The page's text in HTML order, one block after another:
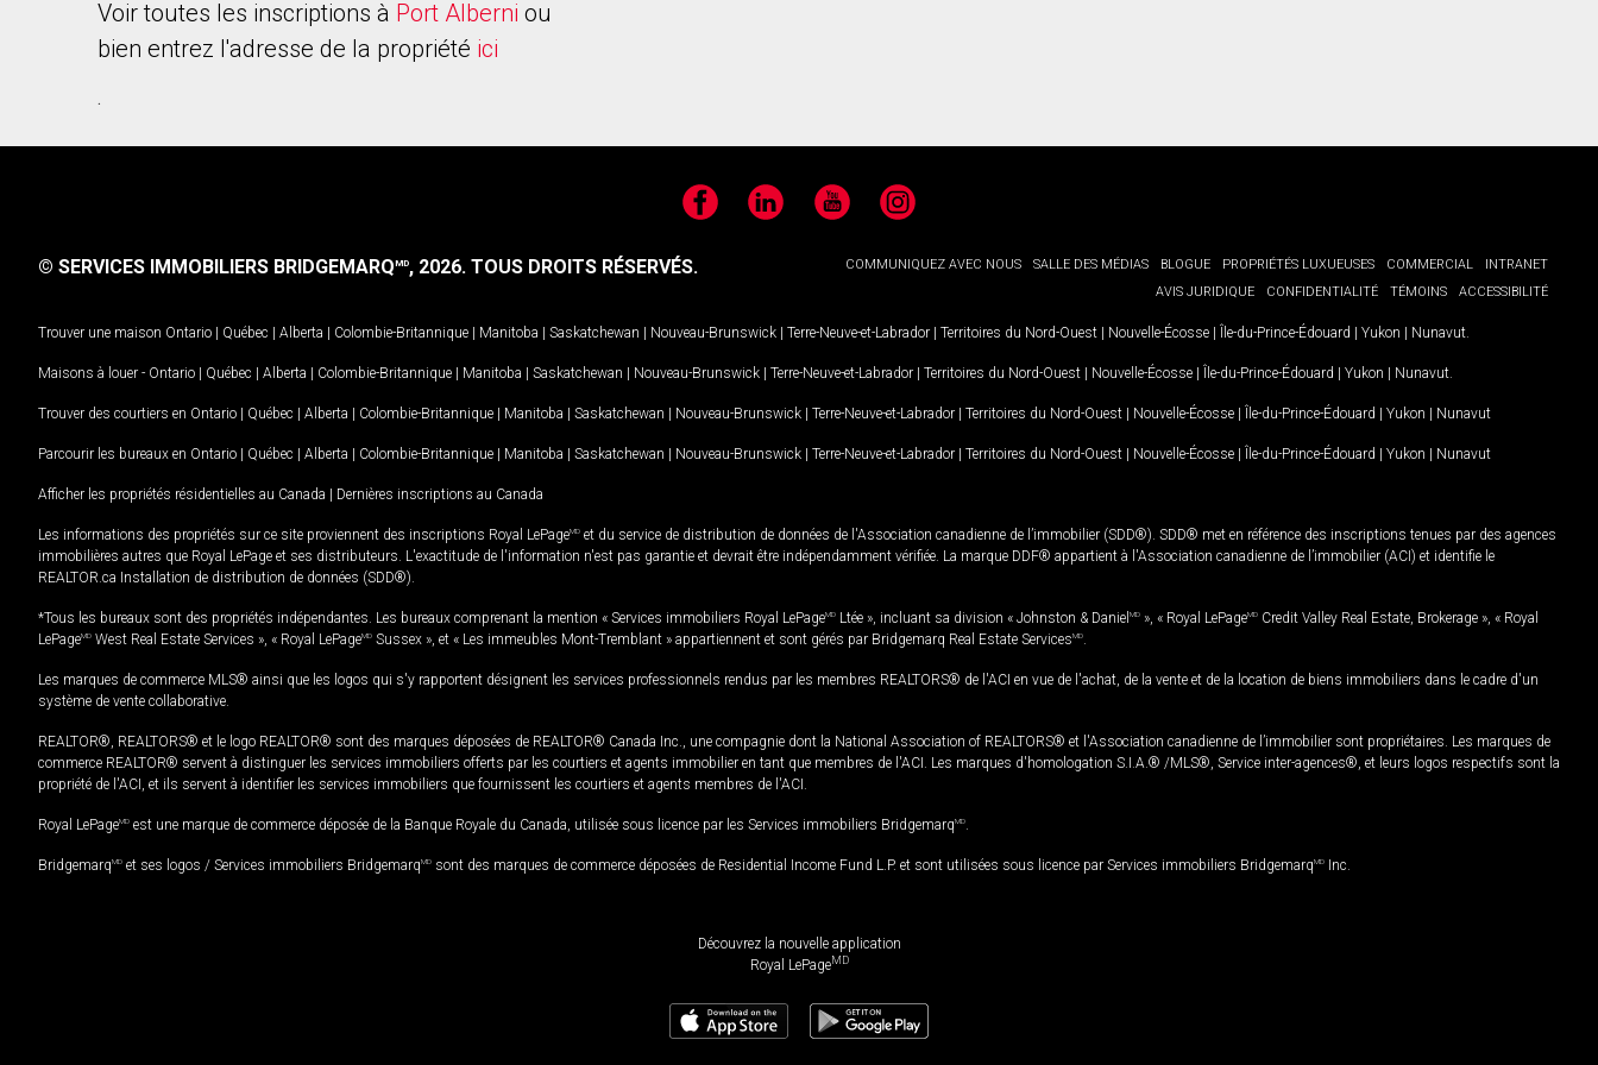
Voir toutes les inscriptions à Port Alberni ou
bien entrez l'adresse de la propriété ici
.
FacebookLinkedIn YouTubeInstagram
COMMUNIQUEZ AVEC NOUS SALLE DES MÉDIAS BLOGUE PROPRIÉTÉS LUXUEUSES COMMERCIAL
INTRANET
AVIS JURIDIQUE
CONFIDENTIALITÉ TÉMOINS ACCESSIBILITÉ
© SERVICES IMMOBILIERS BRIDGEMARQMD, 2026. TOUS DROITS RÉSERVÉS.
Trouver une maison Ontario | Québec | Alberta | Colombie-Britannique | Manitoba | Saskatchewan | Nouveau-Brunswick | Terre-Neuve-et-Labrador | Territoires du Nord-Ouest | Nouvelle-Écosse | Île-du-Prince-Édouard | Yukon | Nunavut
Maisons à louer - Ontario | Québec | Alberta | Colombie-Britannique | Manitoba | Saskatchewan | Nouveau-Brunswick | Terre-Neuve-et-Labrador | Territoires du Nord-Ouest | Nouvelle-Écosse | Île-du-Prince-Édouard | Yukon | Nunavut
Trouver des courtiers en Ontario | Québec | Alberta | Colombie-Britannique | Manitoba | Saskatchewan | Nouveau-Brunswick | Terre-Neuve-et-Labrador | Territoires du Nord-Ouest | Nouvelle-Écosse | Île-du-Prince-Édouard | Yukon | Nunavut
Parcourir les bureaux en Ontario | Québec | Alberta | Colombie-Britannique | Manitoba | Saskatchewan | Nouveau-Brunswick | Terre-Neuve-et-Labrador | Territoires du Nord-Ouest | Nouvelle-Écosse | Île-du-Prince-Édouard | Yukon | Nunavut
Afficher les propriétés résidentielles au Canada | Dernières inscriptions au Canada
Les informations des propriétés sur ce site proviennent des inscriptions Royal LePageMD et du service de distribution de données de l'Association canadienne de l’immobilier (SDD®). SDD® met en référence des inscriptions tenues par des agences
immobilières autres que Royal LePage et ses distributeurs. L'exactitude de l'information n'est pas garantie et devrait être indépendamment vérifiée. La marque DDF® appartient à l'Association canadienne de l’immobilier (ACI) et identifie le
REALTOR.ca Installation de distribution de données (SDD®).
*Tous les bureaux sont des propriétés indépendantes. Les bureaux comprenant la mention « Services immobiliers Royal LePageMD Ltée », incluant sa division « Johnston & Daniel MD », « Royal LePageMD Credit Valley Real Estate, Brokerage », « Royal
LePageMD West Real Estate Services », « Royal LePageMD Sussex », et « Les immeubles Mont-Tremblant » appartiennent et sont gérés par Bridgemarq Real Estate ServicesMD
Les marques de commerce MLS® ainsi que les logos qui s'y rapportent désignent les services professionnels rendus par les membres REALTORS® de l'ACI en vue de l'achat, de la vente et de la location de biens immobiliers dans le cadre d'un
système de vente collaborative.
REALTOR®, REALTORS® et le logo REALTOR® sont des marques déposées de REALTOR® Canada Inc., une compagnie dont la National Association of REALTORS® et l'Association canadienne de l’immobilier sont propriétaires. Les marques de
commerce REALTOR® servent à distinguer les services immobiliers offerts par les courtiers et agents immobilier en tant que membres de l'ACI. Les marques d'homologation S.I.A.® /MLS®, Service inter-agences®, et leurs logos respectifs sont la
propriété de l'ACI, et ils servent à identifier les services immobiliers que fournissent les courtiers et agents membres de l'ACI.
Royal LePageMD est une marque de commerce déposée de la Banque Royale du Canada, utilisée sous licence par les Services immobiliers BridgemarqMD
BridgemarqMD et ses logos / Services immobiliers BridgemarqMD sont des marques de commerce déposées de Residential Income Fund L.P. et sont utilisées sous licence par Services immobiliers BridgemarqMD Inc.
Découvrez la nouvelle application
Royal LePageMD